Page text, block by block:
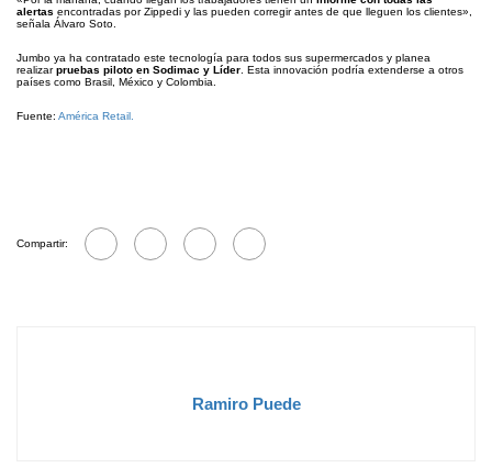
alertas encontradas por Zippedi y las pueden corregir antes de que lleguen los clientes»,
señala Álvaro Soto.
Jumbo ya ha contratado este tecnología para todos sus supermercados y planea
realizarpruebas piloto en Sodimac y Líder . Esta innovación podría extenderse a otros
países como Brasil, México y Colombia.
Fuente: América Retail.
Compartir:
Ramiro Puede